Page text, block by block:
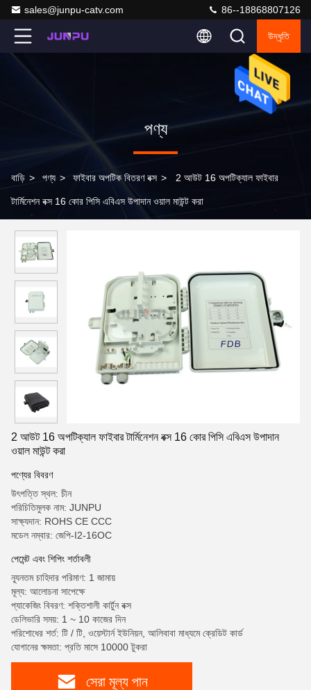
sales@junpu-catv.com 86--18868807126
উদ্ধৃতি
পণ্য
বাড়ি > পণ্য > ফাইবার অপটিক বিতরণ বক্স > 2 আউট 16 অপটিক্যাল ফাইবার
টার্মিনেশন বক্স 16 কোর পিসি এবিএস উপাদান ওয়াল মাউন্ট করা
2 আউট 16 অপটিক্যাল ফাইবার টার্মিনেশন বক্স 16 কোর পিসি এবিএস উপাদান
ওয়াল মাউন্ট করা
পণ্যের বিবরণ
উৎপত্তি স্থল: চীন
পরিচিতিমুলক নাম: JUNPU
সাক্ষ্যদান: ROHS CE CCC
মডেল নম্বার: জেপি-I2-16OC
পেমেন্ট এবং শিপিং শর্তাবলী
ন্যূনতম চাহিদার পরিমাণ: 1 জামায়
মূল্য: আলোচনা সাপেক্ষে
প্যাকেজিং বিবরণ: শক্তিশালী কার্টুন বক্স
ডেলিভারি সময়: 1 ~ 10 কাজের দিন
পরিশোধের শর্ত: টি / টি, ওয়েস্টার্ন ইউনিয়ন, আলিবাবা মাধ্যমে ক্রেডিট কার্ড
যোগানের ক্ষমতা: প্রতি মাসে 10000 টুকরা
সেরা মূল্য পান